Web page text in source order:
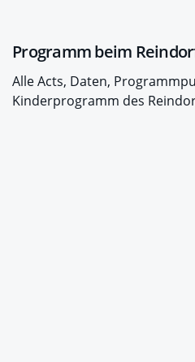
Programm beim
Alle Acts, Daten,
Kinderprogramm des